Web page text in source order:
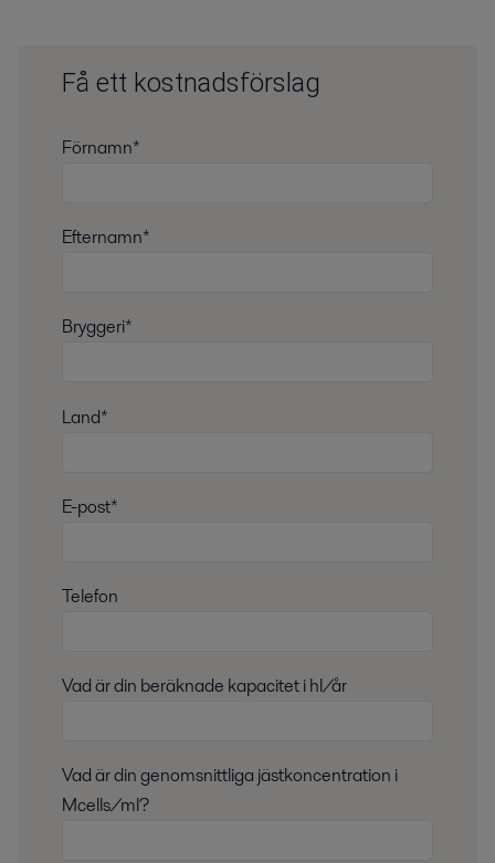
Få ett kostnadsförslag
Förnamn*
Efternamn*
Bryggeri*
Land*
E-post*
Telefon
Vad är din beräknade kapacitet i hl/år
Vad är din genomsnittliga jästkoncentration i
Mcells/ml?